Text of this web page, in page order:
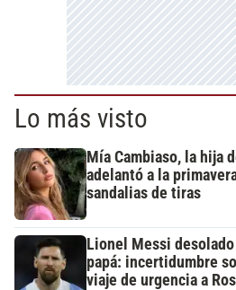
Lo más visto
Mía Cambiaso, la hija
adelantó a la
sandalias de tiras
Lionel Messi
papá: incertidumbre
viaje de urgencia a